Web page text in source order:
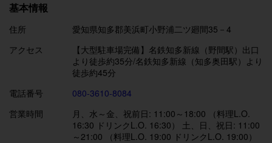
基本情報
住所
愛知県知多郡美浜町小野浦二ツ廻間35－4
アクセス
【大型駐車場完備】名鉄知多新線（野間駅）出口
より徒歩約35分/名鉄知多新線（知多奥田駅）より
徒歩約45分
電話番号
080-3610-8084
営業時間
月、水～金、祝前日: 11:00～18:00 （料理L.O.
16:30 ドリンクL.O. 16:30） 土、日、祝日: 11:00
～21:00 （料理L.O. 19:00 ドリンクL.O. 19:00）